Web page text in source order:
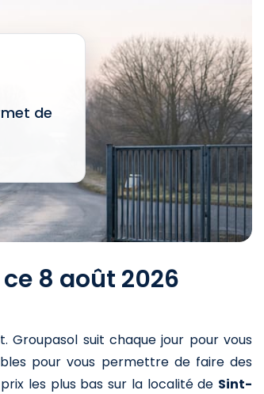
de
8 août 2026
. Groupasol suit chaque jour pour vous
pour vous permettre de faire des
les plus bas sur la localité de Sint-